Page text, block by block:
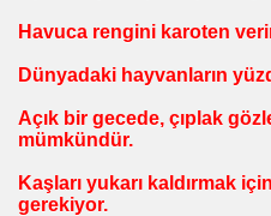
Havuca rengini karoten
Dünyadaki hayvanların
Açık bir gecede, çıplak
mümkündür.
Kaşları yukarı kaldırmak
gerekiyor.